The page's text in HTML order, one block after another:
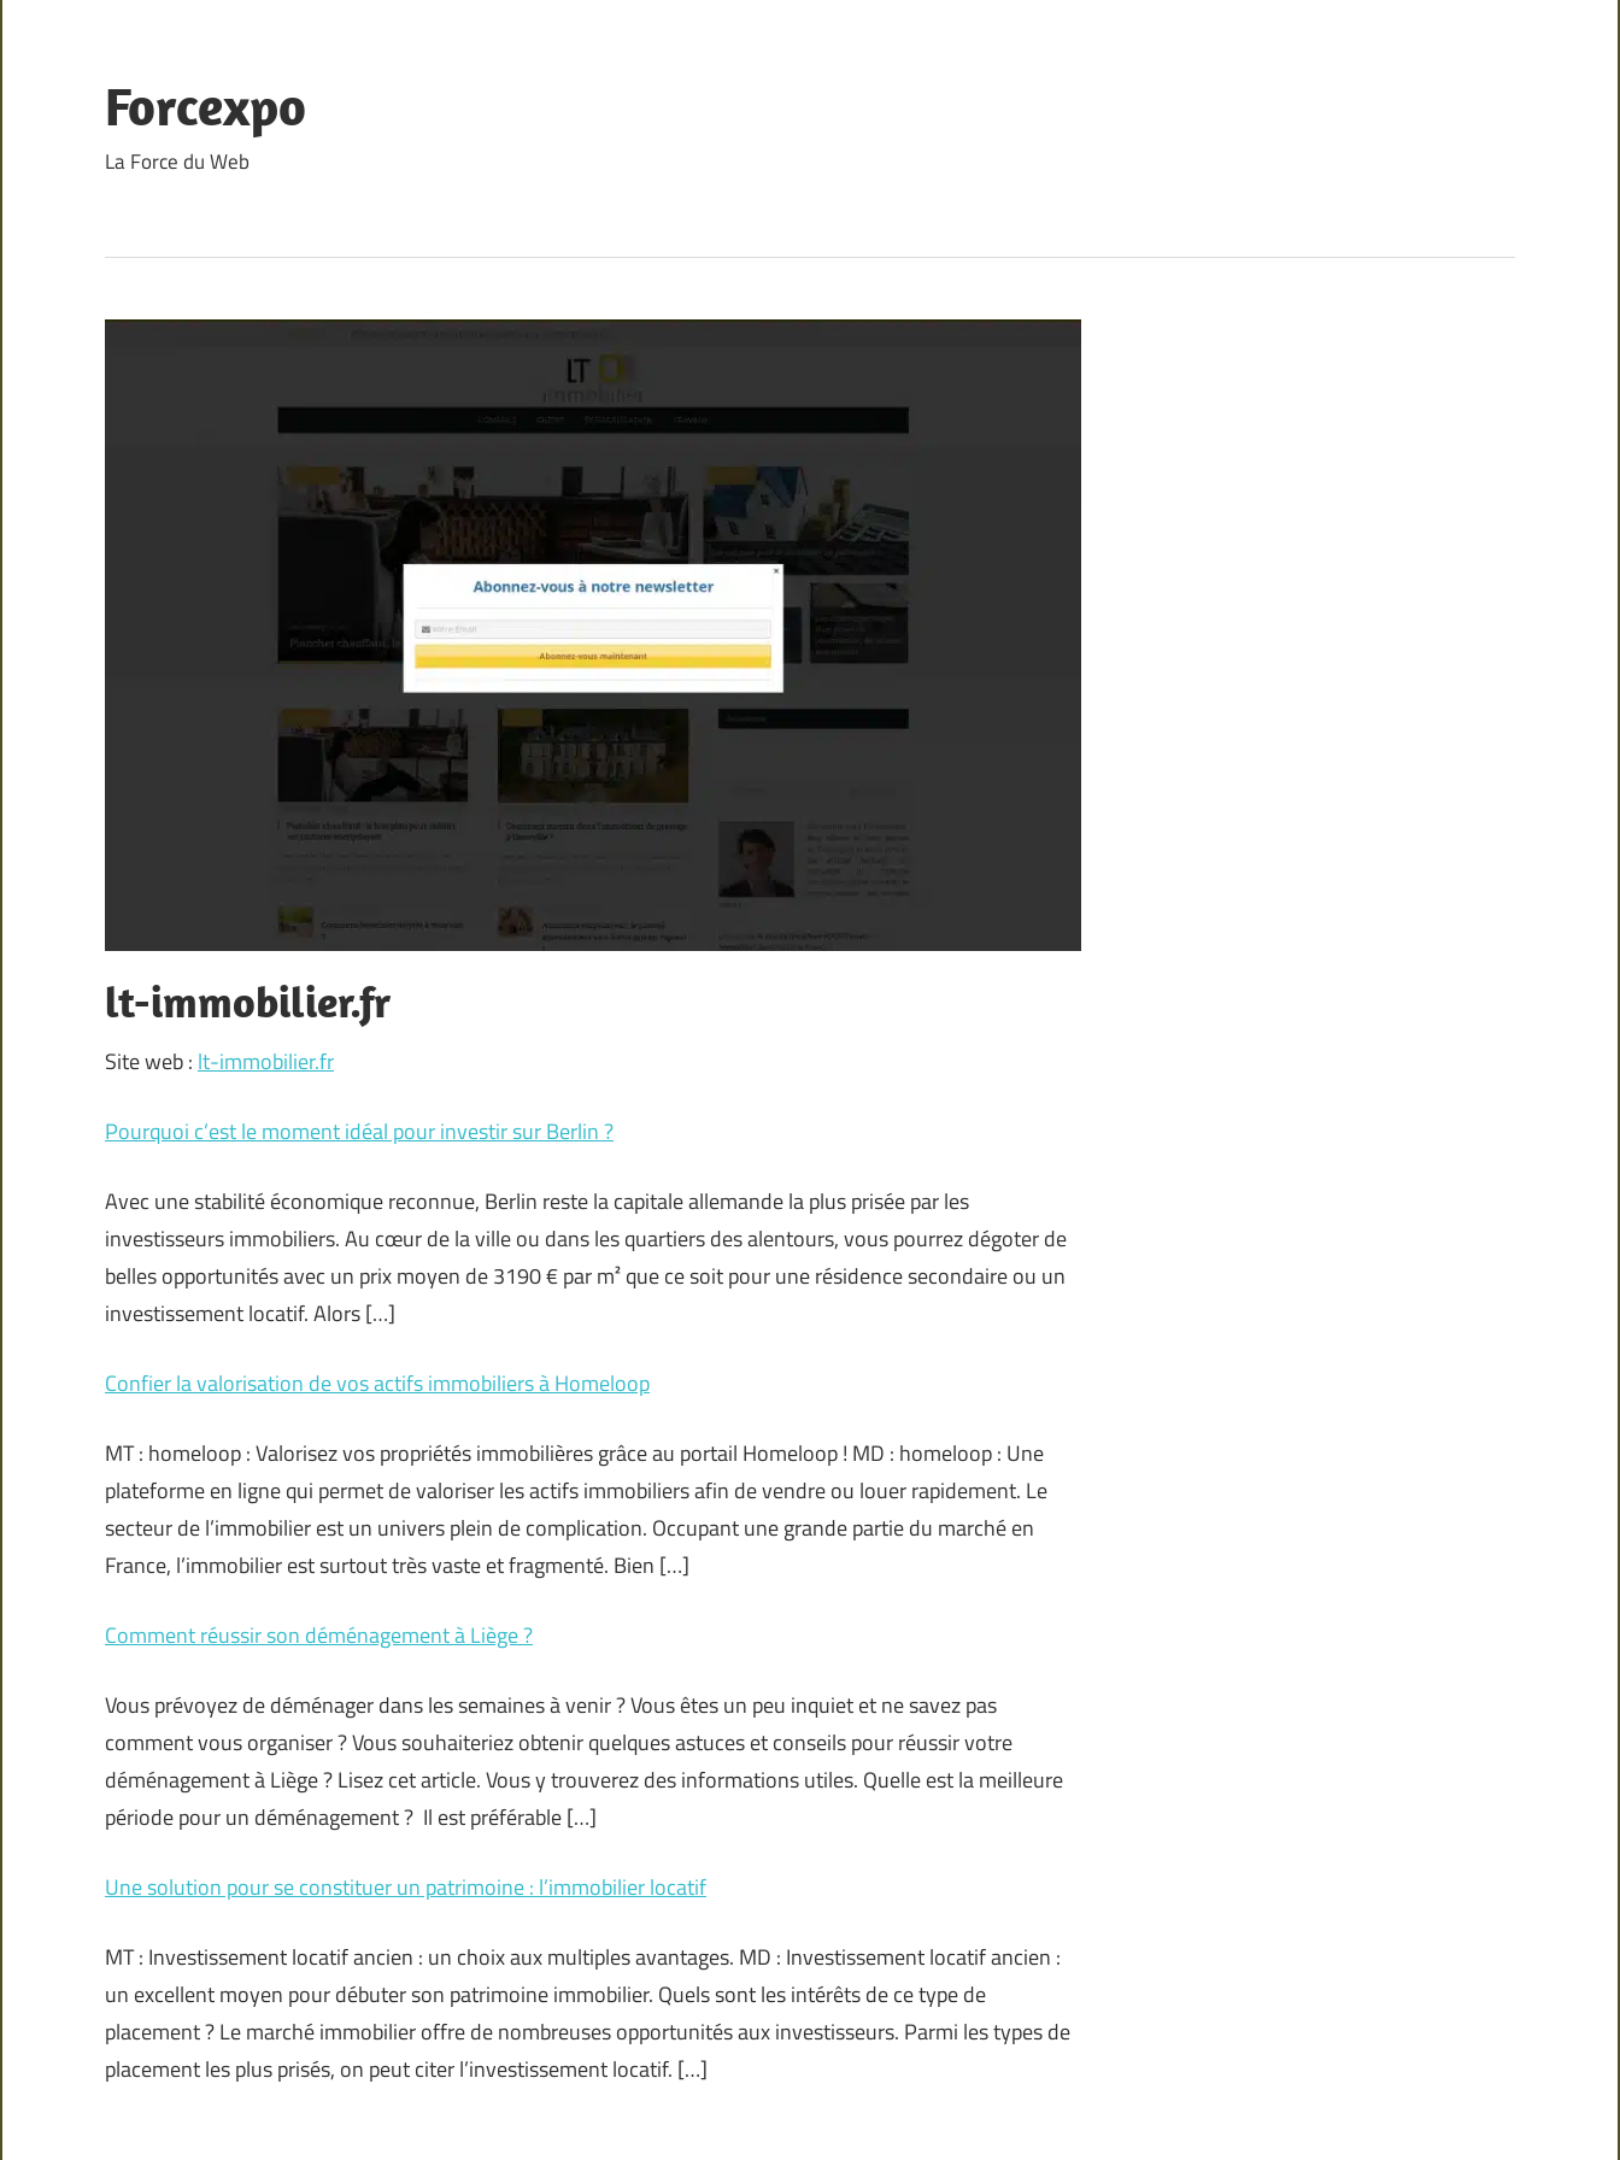
content
Forcexpo
La Force du Web
lt-immobilier.fr
Site web : lt-immobilier.fr
Pourquoi c’est le moment idéal pour investir sur Berlin ?
Avec une stabilité économique reconnue, Berlin reste la capitale allemande la plus prisée par les
investisseurs immobiliers. Au cœur de la ville ou dans les quartiers des alentours, vous pourrez dégoter de
belles opportunités avec un prix moyen de 3190 € par m² que ce soit pour une résidence secondaire ou un
investissement locatif. Alors […]
Confier la valorisation de vos actifs immobiliers à Homeloop
MT : homeloop : Valorisez vos propriétés immobilières grâce au portail Homeloop ! MD : homeloop : Une
plateforme en ligne qui permet de valoriser les actifs immobiliers afin de vendre ou louer rapidement. Le
secteur de l’immobilier est un univers plein de complication. Occupant une grande partie du marché en
France, l’immobilier est surtout très vaste et fragmenté. Bien […]
Comment réussir son déménagement à Liège ?
Vous prévoyez de déménager dans les semaines à venir ? Vous êtes un peu inquiet et ne savez pas
comment vous organiser ? Vous souhaiteriez obtenir quelques astuces et conseils pour réussir votre
déménagement à Liège ? Lisez cet article. Vous y trouverez des informations utiles. Quelle est la meilleure
période pour un déménagement ? Il est préférable […]
Une solution pour se constituer un patrimoine : l’immobilier locatif
MT : Investissement locatif ancien : un choix aux multiples avantages. MD : Investissement locatif ancien :
un excellent moyen pour débuter son patrimoine immobilier. Quels sont les intérêts de ce type de
placement ? Le marché immobilier offre de nombreuses opportunités aux investisseurs. Parmi les types de
placement les plus prisés, on peut citer l’investissement locatif. […]